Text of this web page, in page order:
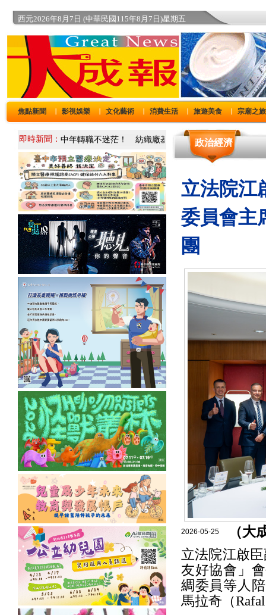
西元2026年8月7日 (中華民國115年8月7日)星期五
焦點新聞 影視娛樂 文化藝術 消費生活 旅遊美食 宗廟之旅
即時新聞： 政治經濟
立法院江
委員會主
團
2026-05-25
（大
立法院江啟
友好協會」
綢委員等人
馬拉奇（